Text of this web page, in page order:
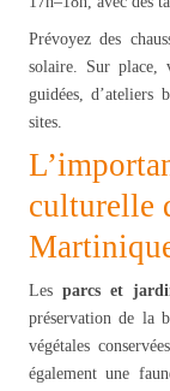
Prévoyez des
solaire. Sur place,
guidées, d’ateliers
sites.
culturelle
Lesparcs et
préservation de la
végétales
également une